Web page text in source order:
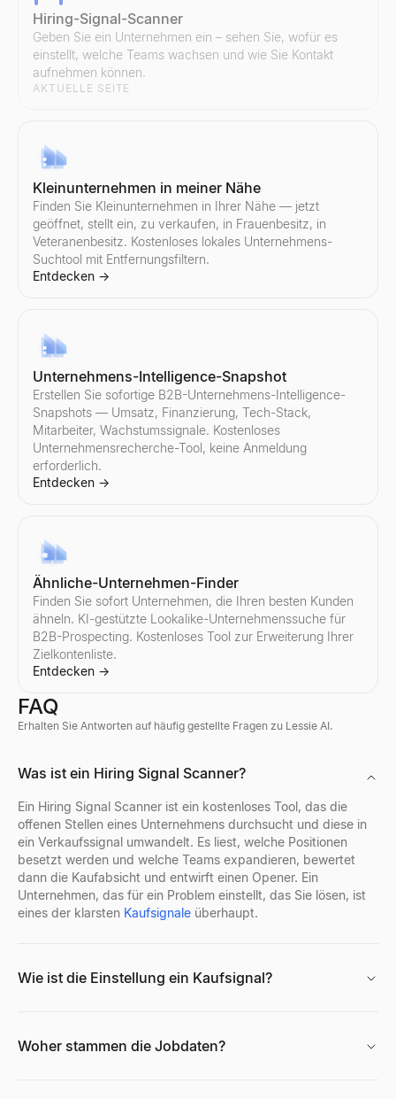
E-Mail-Spam-Prüfer
Kostenloser E-Mail-Spam-Prüfer. Bewerten Sie Betreffzeile +
Entdecken →
Generieren Sie B2B-Verkaufsskripte in Sekundenschnelle.
Entdecken →
Entdecken
Verkaufs-Einwandbehandler
Fügen Sie einen Einwand ein – erhalten Sie den Typ, ein
Entdecken→
Follow-up-E-Mail-Generator
Entdecken→
Kostenloses Kaltanruf-Tool
Entdecken
Hiring-Signal-Scanner
Geben Sie ein Unternehmen ein – sehen Sie, wofür es
einstellt, welche Teams wachsen und wie Sie Kontakt
aufnehmen können.
AKTUELLE SEITE
Kleinunternehmen in meiner Nähe
Finden Sie Kleinunternehmen in Ihrer Nähe — jetzt
geöffnet, stellt ein, zu verkaufen, in Frauenbesitz, in
Veteranenbesitz. Kostenloses lokales Unternehmens-
Suchtool mit Entfernungsfiltern.
Entdecken →
Unternehmens-Intelligence-Snapshot
Erstellen Sie sofortige B2B-Unternehmens-Intelligence-
Snapshots — Umsatz, Finanzierung, Tech-Stack,
Mitarbeiter, Wachstumssignale. Kostenloses
Unternehmensrecherche-Tool, keine Anmeldung
erforderlich.
Entdecken →
Ähnliche-Unternehmen-Finder
Finden Sie sofort Unternehmen, die Ihren besten Kunden
ähneln. KI-gestützte Lookalike-Unternehmenssuche für
B2B-Prospecting. Kostenloses Tool zur Erweiterung Ihrer
Zielkontenliste.
Entdecken →
Sehen Sie, wer gerade einstellt – ein Live-Feed von echten
Kostenloser Lebenslauf-Bewerter
Bewerten Sie Ihren Lebenslauf sofort mit unserem kostenlosen
Entdecken→
Entdecken→
Discord-Avatare, Banner, Benutzernamen und Abzeichen aus
Facebook-Profil-Viewer
Geben Sie einen Facebook-Namen, Benutzernamen oder eine
Entdecken→
Entdecken→
FAQ
Erhalten Sie Antworten auf häufig gestellte Fragen zu Lessie AI.
Was ist ein Hiring Signal Scanner?
Ein Hiring Signal Scanner ist ein kostenloses Tool, das die
offenen Stellen eines Unternehmens durchsucht und diese in
ein Verkaufssignal umwandelt. Es liest, welche Positionen
besetzt werden und welche Teams expandieren, bewertet
dann die Kaufabsicht und entwirft einen Opener. Ein
Unternehmen, das für ein Problem einstellt, das Sie lösen, ist
eines der klarsten Kaufsignale überhaupt.
Wie ist die Einstellung ein Kaufsignal?
Woher stammen die Jobdaten?